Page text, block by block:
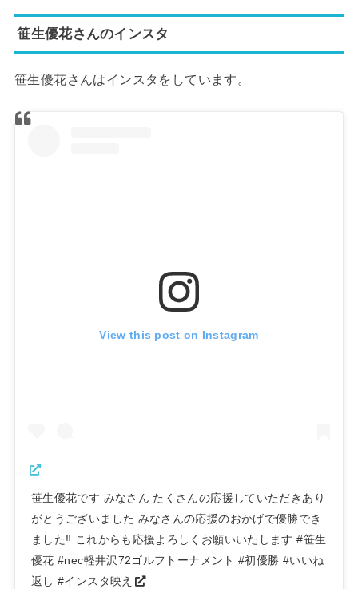
笹生優花さんのインスタ
笹生優花さんはインスタをしています。
View this post on Instagram
笹生優花です みなさん たくさんの応援していただきあり
がとうございました みなさんの応援のおかげで優勝でき
ました‼️ これからも応援よろしくお願いいたします #笹生
優花 #nec軽井沢72ゴルフトーナメント #初優勝 #いいね
返し #インスタ映え